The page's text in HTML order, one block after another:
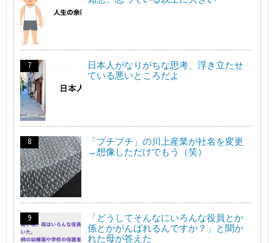
日本人がなりがちな思考、浮き立たせ
ている悪いところだよ
「プチプチ」の川上産業が社名を変更
→想像しただけでもう（笑）
「どうしてそんなにいろんな役員とか
係とかがんばれるんですか？」と聞か
れた母が答えた